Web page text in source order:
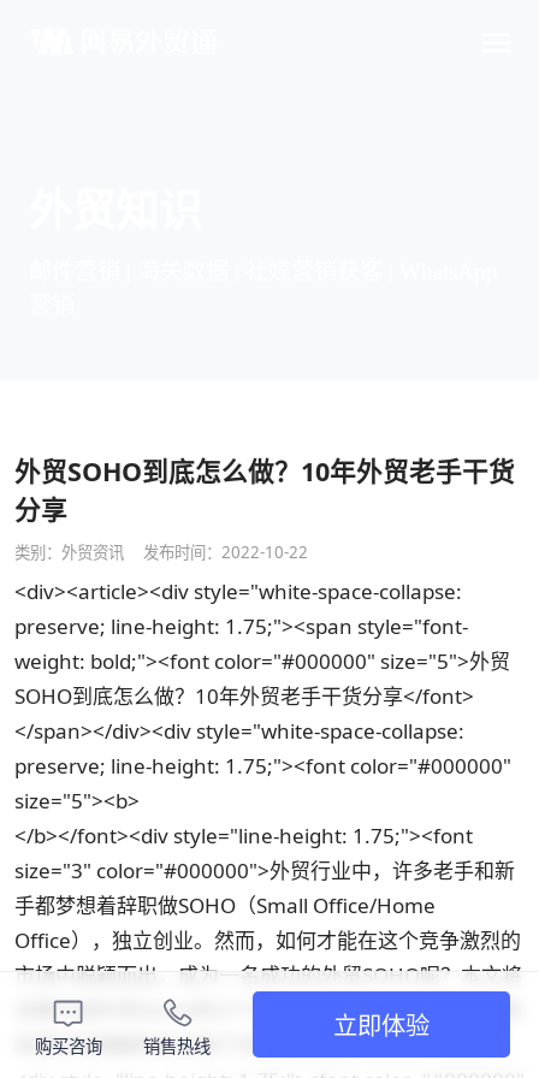
外贸SOHO到底怎么做？10年外贸老手干货
分享
类别： 外贸资讯 发布时间：2022-10-22
<div><article><div style="white-space-collapse:
preserve; line-height: 1.75;"><span style="font-
weight: bold;"><font color="#000000" size="5">外贸
SOHO到底怎么做？10年外贸老手干货分享</font>
</span></div><div style="white-space-collapse:
preserve; line-height: 1.75;"><font color="#000000"
size="5"><b>
</b></font><div style="line-height: 1.75;"><font
size="3" color="#000000">外贸行业中，许多老手和新
手都梦想着辞职做SOHO（Small Office/Home
Office），独立创业。然而，如何才能在这个竞争激烈的
市场中脱颖而出，成为一名成功的外贸SOHO呢？本文将
详细介绍外贸SOHO的六个阶段，并结合实际案例，帮助
你更好地理解和应对每个阶段的挑战。</font></div>
购买咨询 销售热线
立即体验